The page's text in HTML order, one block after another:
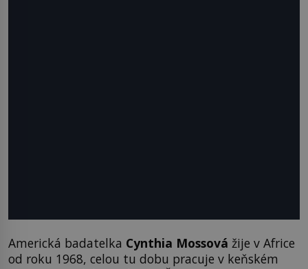
Americká badatelka Cynthia Mossová žije v Africe
od roku 1968, celou tu dobu pracuje v keňském